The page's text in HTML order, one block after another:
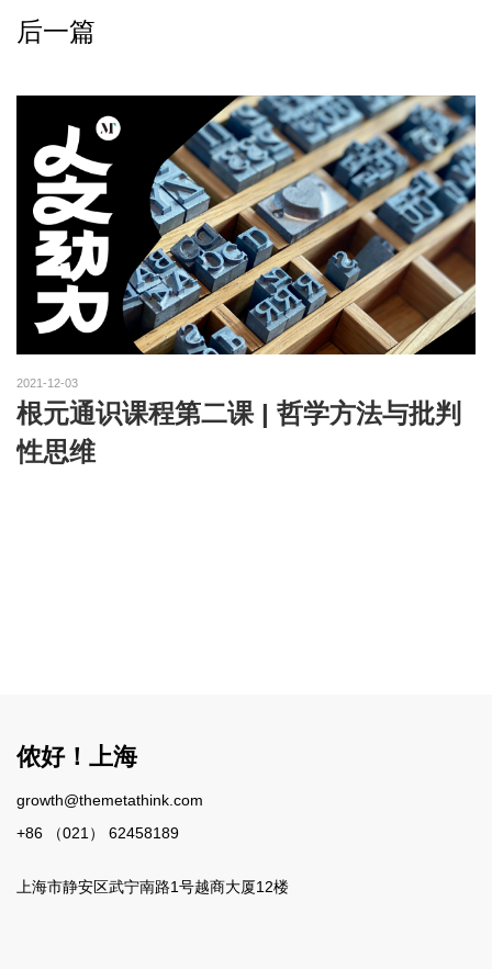
后一篇
2021-12-03
根元通识课程第二课 | 哲学方法与批判
性思维
侬好！上海
growth@themetathink.com
+86 （021） 62458189
上海市静安区武宁南路1号越商大厦12楼